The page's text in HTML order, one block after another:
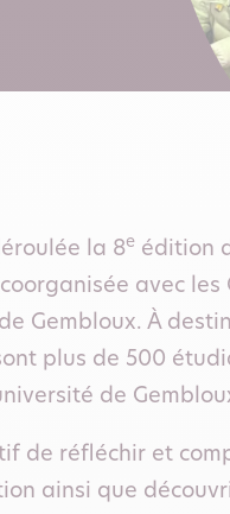
la 8e édition
avec
Gembloux. À
plus de 500
de
de réfléchir et
ainsi que